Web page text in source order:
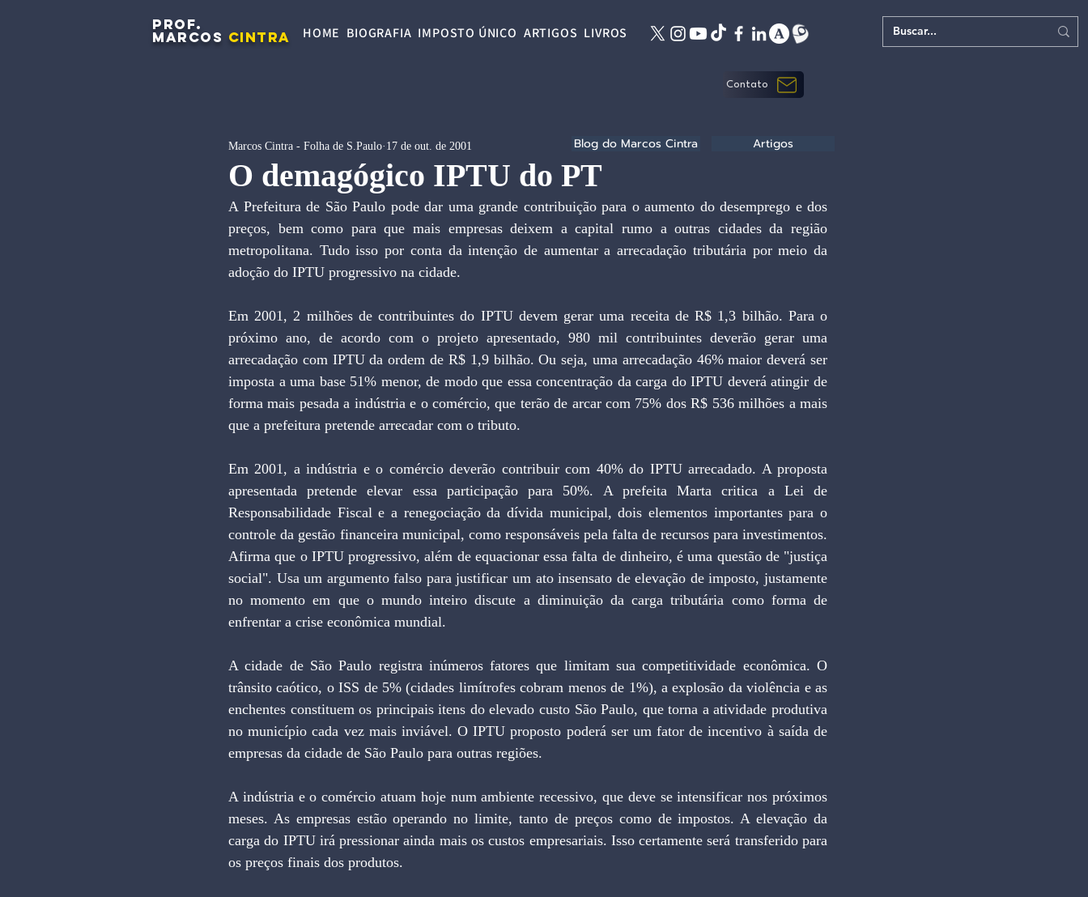
PROF.
MARCOS CINTRA HOME BIOGRAFIA IMPOSTO ÚNICO ARTIGOS LIVROS
Contato
O demagógico IPTU do PT
Marcos Cintra - Folha de S.Paulo 17 de out. de 2001
A Prefeitura de São Paulo pode dar uma grande contribuição para o aumento do desemprego e dos
preços, bem como para que mais empresas deixem a capital rumo a outras cidades da região
metropolitana. Tudo isso por conta da intenção de aumentar a arrecadação tributária por meio da
adoção do IPTU progressivo na cidade.
Em 2001, 2 milhões de contribuintes do IPTU devem gerar uma receita de R$ 1,3 bilhão. Para o
próximo ano, de acordo com o projeto apresentado, 980 mil contribuintes deverão gerar uma
arrecadação com IPTU da ordem de R$ 1,9 bilhão. Ou seja, uma arrecadação 46% maior deverá ser
imposta a uma base 51% menor, de modo que essa concentração da carga do IPTU deverá atingir de
forma mais pesada a indústria e o comércio, que terão de arcar com 75% dos R$ 536 milhões a mais
que a prefeitura pretende arrecadar com o tributo.
Em 2001, a indústria e o comércio deverão contribuir com 40% do IPTU arrecadado. A proposta
apresentada pretende elevar essa participação para 50%. A prefeita Marta critica a Lei de
Responsabilidade Fiscal e a renegociação da dívida municipal, dois elementos importantes para o
controle da gestão financeira municipal, como responsáveis pela falta de recursos para investimentos.
Afirma que o IPTU progressivo, além de equacionar essa falta de dinheiro, é uma questão de "justiça
social". Usa um argumento falso para justificar um ato insensato de elevação de imposto, justamente
no momento em que o mundo inteiro discute a diminuição da carga tributária como forma de
enfrentar a crise econômica mundial.
A cidade de São Paulo registra inúmeros fatores que limitam sua competitividade econômica. O
trânsito caótico, o ISS de 5% (cidades limítrofes cobram menos de 1%), a explosão da violência e as
enchentes constituem os principais itens do elevado custo São Paulo, que torna a atividade produtiva
no município cada vez mais inviável. O IPTU proposto poderá ser um fator de incentivo à saída de
empresas da cidade de São Paulo para outras regiões.
A indústria e o comércio atuam hoje num ambiente recessivo, que deve se intensificar nos próximos
meses. As empresas estão operando no limite, tanto de preços como de impostos. A elevação da
carga do IPTU irá pressionar ainda mais os custos empresariais. Isso certamente será transferido para
os preços finais dos produtos.
Blog do Marcos Cintra Artigos